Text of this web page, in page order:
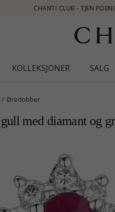
KOLLEKSJONER SALG
Øredobber
med diamant og